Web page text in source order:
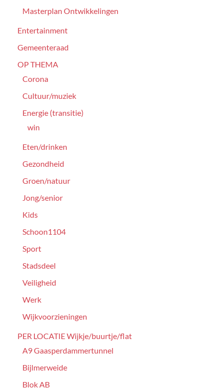
Masterplan Ontwikkelingen
Entertainment
Gemeenteraad
OP THEMA
Corona
Cultuur/muziek
Energie (transitie)
win
Eten/drinken
Gezondheid
Groen/natuur
Jong/senior
Kids
Schoon1104
Sport
Stadsdeel
Veiligheid
Werk
Wijkvoorzieningen
PER LOCATIE Wijkje/buurtje/flat
A9 Gaasperdammertunnel
Bijlmerweide
Blok AB